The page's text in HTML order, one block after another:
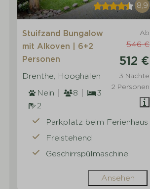
8,9
Ab
546 €
512 €
3 Nächte
2 Personen
Stuifzand Bungalow
mit Alkoven | 6+2
Personen
Drenthe, Hooghalen
Nein
8
3
2
Parkplatz beim Ferienhaus
Freistehend
Geschirrspülmaschine
Ansehen